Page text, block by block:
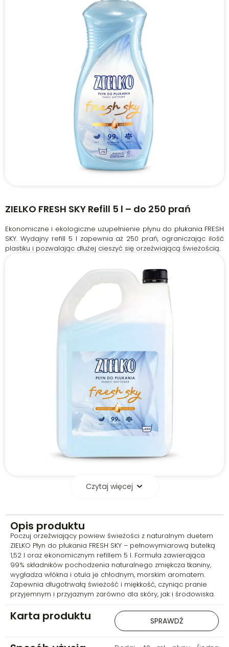
ZIELKO FRESH SKY Refill 5 l – do 250 prań
Ekonomiczne i ekologiczne uzupełnienie płynu do płukania FRESH
SKY. Wydajny refill 5 l zapewnia aż 250 prań, ograniczając ilość
plastiku i pozwalając dłużej cieszyć się orzeźwiającą świeżością.
związki zmiękczające otulają
włókna, wygładzając je i
chroniąc przed mechaceniem
oraz uszkodzeniami. Tkaniny po
praniu są wyraźnie bardziej
miękkie i przyjemne w dotyku, a
prasowanie staje się łatwiejsze.
Czytaj więcej
Opis produktu
Poczuj orzeźwiający powiew świeżości z naturalnym duetem
ZIELKO Płyn do płukania FRESH SKY – pełnowymiarową butelką
1,52 l oraz ekonomicznym refillem 5 l. Formuła zawierająca
99% składników pochodzenia naturalnego zmiękcza tkaniny,
wygładza włókna i otula je chłodnym, morskim aromatem.
Zapewnia długotrwałą świeżość i miękkość, czyniąc pranie
przyjemnym i przyjaznym zarówno dla skóry, jak i środowiska.
Karta produktu SPRAWDŹ